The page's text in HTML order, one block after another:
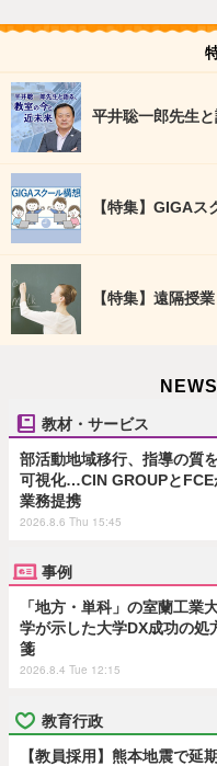
平井聡一郎先生
【特集】GIGAス
【特集】遠隔授業
教材・サービス
部活動地域移行、指導の質
可視化…CIN GROUPとFCE
業務提携
2026.8.6 Thu 15:45
事例
「地方・単科」の室蘭工業
学が示した大学DX成功の処
箋
2026.8.4 Tue 12:15
教育行政
【教員採用】熊本地震で延期